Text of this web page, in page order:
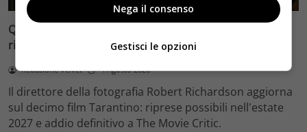
Quentin Tarantino e il decimo film: Robert Richardson
rivela riprese forse nel 2027 e l’addio a The Movie Critic
Redazione Velvet 4 Agosto 2026
Il direttore della fotografia Robert Richardson aggiorna
sul decimo film Tarantino: riprese possibili nell'estate
2027 e addio definitivo a The Movie Critic.
Nega il consenso
Gestisci le opzioni